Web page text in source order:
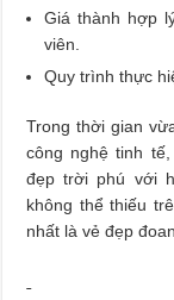
Giá thành hợp
viên.
Quy trình thực
Trong thời gian
công nghệ tinh
đẹp trời phú với
không thể thiếu
nhất là vẻ đẹp